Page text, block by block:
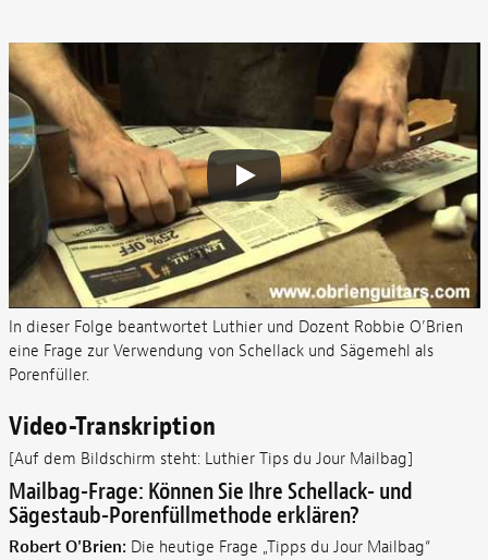
In dieser Folge beantwortet Luthier und Dozent Robbie O’Brien
eine Frage zur Verwendung von Schellack und Sägemehl als
Porenfüller.
Video-Transkription
[Auf dem Bildschirm steht: Luthier Tips du Jour Mailbag]
Mailbag-Frage: Können Sie Ihre Schellack- und
Sägestaub-Porenfüllmethode erklären?
Robert O'Brien: Die heutige Frage „Tipps du Jour Mailbag“